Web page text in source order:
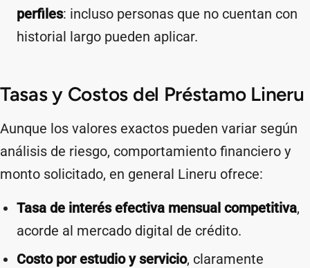
perfiles: incluso personas que no cuentan con
historial largo pueden aplicar.
Tasas y Costos del Préstamo Lineru
Aunque los valores exactos pueden variar según
análisis de riesgo, comportamiento financiero y
monto solicitado, en general Lineru ofrece:
Tasa de interés efectiva mensual competitiva,
acorde al mercado digital de crédito.
Costo por estudio y servicio, claramente